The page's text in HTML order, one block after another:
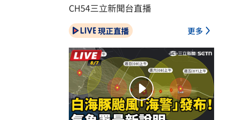
CH54三立新聞台直播
現正直播 更多